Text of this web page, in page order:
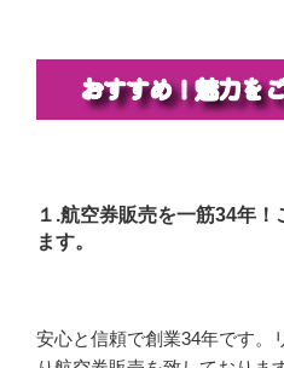
１.航空券販売を一筋34年
ます。
安心と信頼で創業34年です。